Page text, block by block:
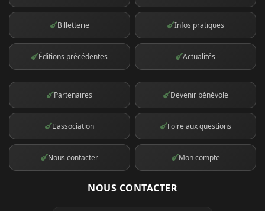
Billetterie Infos pratiques
Éditions précédentes Actualités
Partenaires Devenir bénévole
L'association Foire aux questions
Nous contacter Mon compte
NOUS CONTACTER